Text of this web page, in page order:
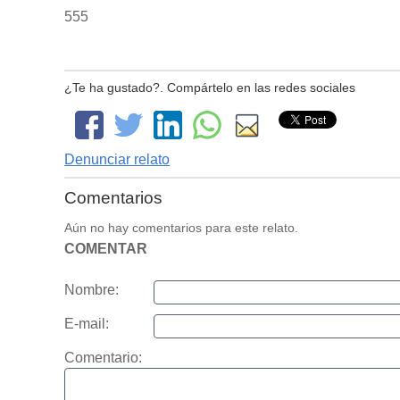
555
¿Te ha gustado?. Compártelo en las redes sociales
Denunciar relato
Comentarios
Aún no hay comentarios para este relato.
COMENTAR
Nombre:
E-mail:
Comentario: